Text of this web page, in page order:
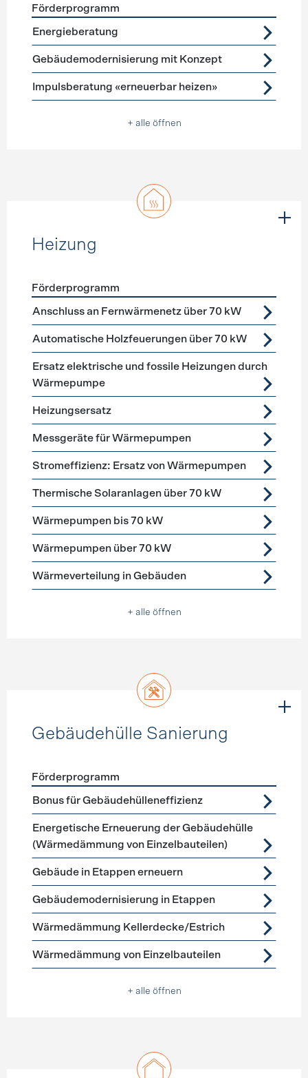
Förderprogramme
Förderprogramm
Energieberatung
Gebäudemodernisierung mit Konzept
Impulsberatung «erneuerbar heizen»
+ alle öffnen
Heizung
Förderprogramme Heizung
Förderprogramm
Anschluss an Fernwärmenetz über 70 kW
Automatische Holzfeuerungen über 70 kW
Ersatz elektrische und fossile Heizungen durch
Wärmepumpe
Heizungsersatz
Messgeräte für Wärmepumpen
Stromeffizienz: Ersatz von Wärmepumpen
Thermische Solaranlagen über 70 kW
Wärmepumpen bis 70 kW
Wärmepumpen über 70 kW
Wärmeverteilung in Gebäuden
+ alle öffnen
Gebäudehülle Sanierung
Förderprogramme Gebäudehülle Sanierung
Förderprogramm
Bonus für Gebäudehülleneffizienz
Energetische Erneuerung der Gebäudehülle
(Wärmedämmung von Einzelbauteilen)
Gebäude in Etappen erneuern
Gebäudemodernisierung in Etappen
Wärmedämmung Kellerdecke/Estrich
Wärmedämmung von Einzelbauteilen
+ alle öffnen